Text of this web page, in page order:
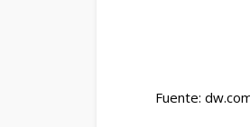
Fuente: